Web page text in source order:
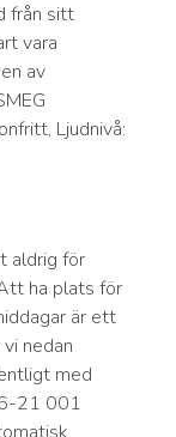
från sitt
vara
av
Ljudnivå:
aldrig för
ha plats för
är ett
nedan
med
21 001